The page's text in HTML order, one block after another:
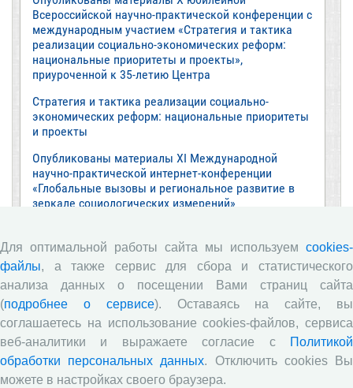
Всероссийской научно-практической конференции с
международным участием «Стратегия и тактика
реализации социально-экономических реформ:
национальные приоритеты и проекты»,
приуроченной к 35-летию Центра
Стратегия и тактика реализации социально-
экономических реформ: национальные приоритеты
и проекты
Опубликованы материалы XI Международной
научно-практической интернет-конференции
«Глобальные вызовы и региональное развитие в
зеркале социологических измерений»
зеркале социологических измерений
Все сообщения »
Обзор научных публикаций
Е.В. Лукин: обзор заметки «Вологодчина
«взлетела» в рейтинге промышленного
Для оптимальной работы сайта мы используем cookies-
файлы, а также сервис для сбора и статистического
анализа данных о посещении Вами страниц сайта
(подробнее о сервисе). Оставаясь на сайте, вы
соглашаетесь на использование cookies-файлов, сервиса
веб-аналитики и выражаете согласие с
Политикой
обработки персональных данных. Отключить cookies Вы
можете в настройках своего браузера.